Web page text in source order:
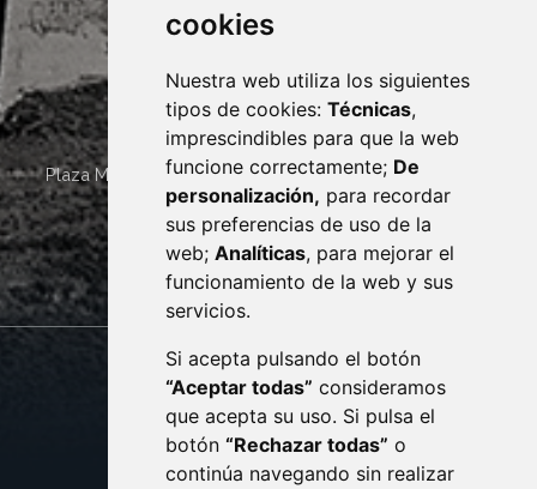
cookies
Nuestra web utiliza los siguientes
tipos de cookies: Técnicas,
imprescindibles para que la web
funcione correctamente; De
personalización, para recordar
sus preferencias de uso de la
web; Analíticas, para mejorar el
funcionamiento de la web y sus
servicios.
Si acepta pulsando el botón
“Aceptar todas” consideramos
que acepta su uso. Si pulsa el
botón “Rechazar todas” o
continúa navegando sin realizar
Plaza Mayor 4 22400 MONZÓN - ARAGÓN (ESPAÑA)
· (34) 974 400 700 ·
sac@monzon.es
monzon.es
CONTACTO
AVISO LEGAL
PROTECCIÓN DE DATOS
POLÍTICA DE COOKIES
ACCESIBILIDAD